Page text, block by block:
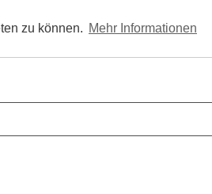
zu können. Mehr Informationen
Kostenlos registrieren